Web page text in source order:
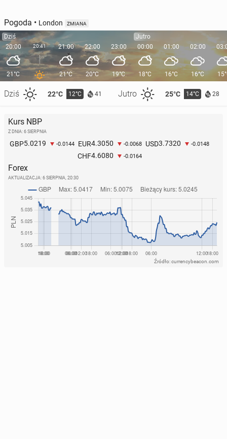
Pogoda • London ZMIANA
Dziś
20:00
21°C
Dziś 22°C 12°C 41 Jutro 25°C 14°C 28
20:41 21:00
21°C
22:00
20°C
23:00
19°C
Jutro
00:00
18°C
01:00
16°C
02:00
16°C
Kurs NBP
Z DNIA: 6 SIERPNIA
GBP5.0219 -0.0144 EUR4.3050 -0.0068 USD3.7320 -0.0148
CHF4.6080 -0.0164
Forex
AKTUALIZACJA: 6 SIERPNIA, 20:30
Źródło: currencybeacon.com